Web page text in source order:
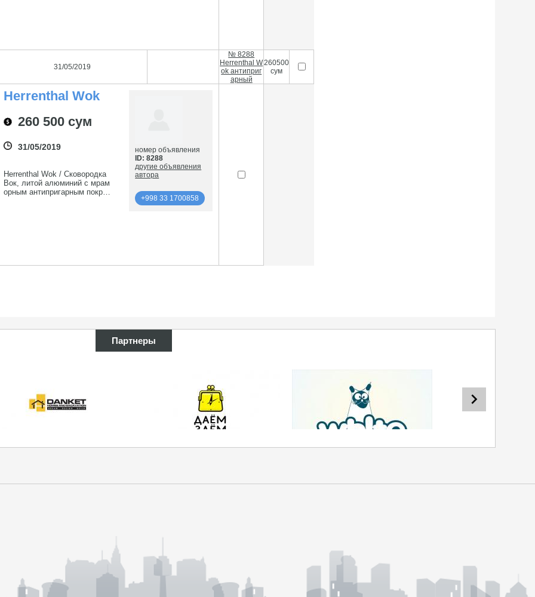
31/05/2019
№ 8288
Herrenthal W
ok антиприг
арный
260500
сум
Herrenthal Wok
260 500 сум
31/05/2019
Herrenthal Wok / Сковородка
Вок, литой алюминий с мрам
орным антипригарным покрыт
номер объявления
ID: 8288
другие объявления
автора
+998 33 1700858
Партнеры